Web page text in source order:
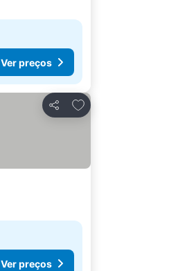
Ver preços
Partilhar
Adicionar aos favoritos
Ver preços